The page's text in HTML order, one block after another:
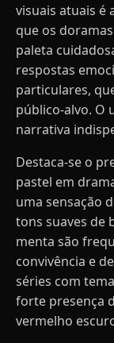
visuais atuais é
que os
paleta
respostas
particulares,
público-alvo. O
narrativa
Destaca-se o
pastel em
uma sensação
tons suaves de
menta são
convivência e
séries com
forte presença
vermelho